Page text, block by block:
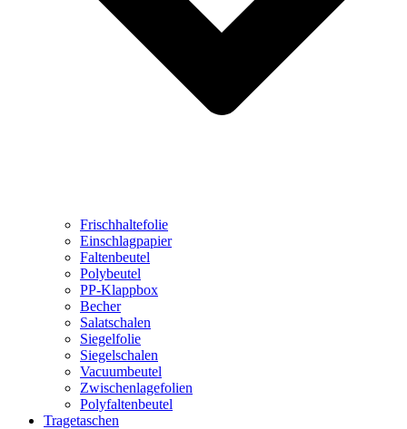
Frischhaltefolie
Einschlagpapier
Faltenbeutel
Polybeutel
PP-Klappbox
Becher
Salatschalen
Siegelfolie
Siegelschalen
Vacuumbeutel
Zwischenlagefolien
Polyfaltenbeutel
Tragetaschen